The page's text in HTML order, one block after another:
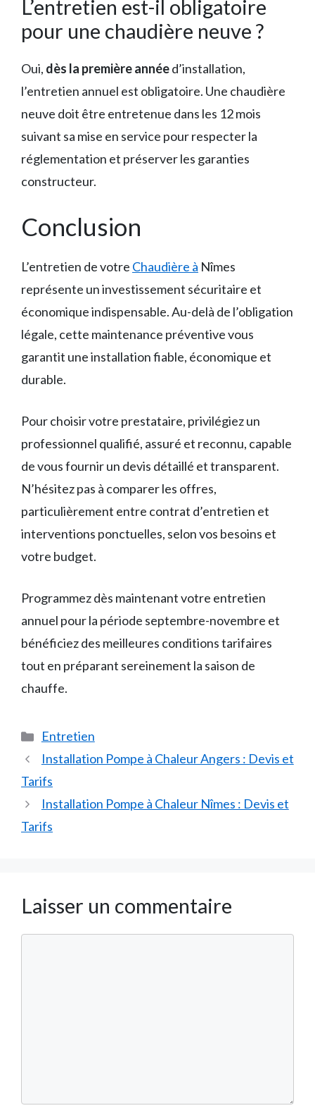
L’entretien est-il obligatoire
pour une chaudière neuve ?
Oui, dès la première annéed’installation,
l’entretien annuel est obligatoire. Une chaudière
neuve doit être entretenue dans les 12 mois
suivant sa mise en service pour respecter la
réglementation et préserver les garanties
constructeur.
Conclusion
L’entretien de votre Chaudière à Nîmes
représente un investissement sécuritaire et
économique indispensable. Au-delà de l’obligation
légale, cette maintenance préventive vous
garantit une installation fiable, économique et
durable.
Pour choisir votre prestataire, privilégiez un
professionnel qualifié, assuré et reconnu, capable
de vous fournir un devis détaillé et transparent.
N’hésitez pas à comparer les offres,
particulièrement entre contrat d’entretien et
interventions ponctuelles, selon vos besoins et
votre budget.
Programmez dès maintenant votre entretien
annuel pour la période septembre-novembre et
bénéficiez des meilleures conditions tarifaires
tout en préparant sereinement la saison de
chauffe.
Catégories
Entretien
Installation Pompe à Chaleur Angers : Devis et
Tarifs
Installation Pompe à Chaleur Nîmes : Devis et
Tarifs
Laisser un commentaire